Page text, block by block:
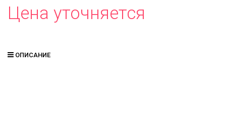
Цена уточняется
ОПИСАНИЕ